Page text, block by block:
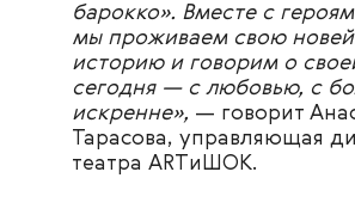
барокко». Вместе с
мы проживаем свою
историю и говорим о
сегодня — с любовью, с
искренне», — говорит
Тарасова, управляющая ди
театра ARTи ШОК.